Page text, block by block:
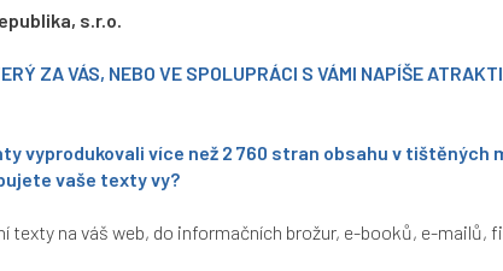
s.r.o.
ZA VÁS, NEBO VE SPOLUPRÁCI S VÁMI NAPÍŠE
vyprodukovali více než 2 760 stran obsahu v
vaše texty vy?
texty na váš web, do informačních brožur, e-booků, e-